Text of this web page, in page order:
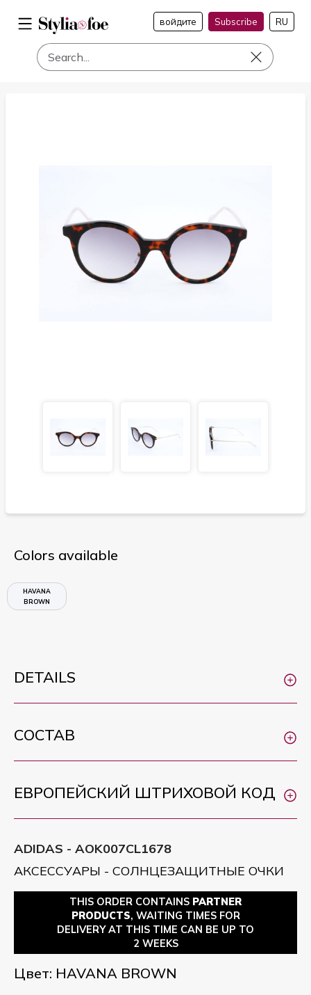
войдите Subscribe RU
Colors available
HAVANA
BROWN
DETAILS
СОСТАВ
ЕВРОПЕЙСКИЙ ШТРИХОВОЙ КОД
ADIDAS - AOK007CL1678
АКСЕССУАРЫ - СОЛНЦЕЗАЩИТНЫЕ ОЧКИ
THIS ORDER CONTAINS PARTNER
PRODUCTS, WAITING TIMES FOR
DELIVERY AT THIS TIME CAN BE UP TO
2 WEEKS
Цвет: HAVANA BROWN